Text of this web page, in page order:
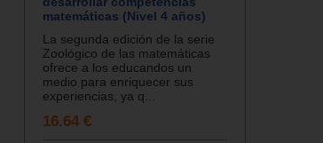
matemáticas (Nivel 4 años)
La segunda edición de la serie
Zoológico de las matemáticas
ofrece a los educandos un
medio para enriquecer sus
experiencias, ya q...
16.64 €